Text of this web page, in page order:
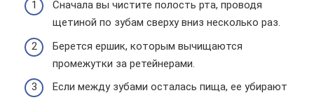
Сначала вы чистите полость рта, проводя
щетиной по зубам сверху вниз несколько раз.
Берется ершик, которым вычищаются
промежутки за ретейнерами.
Если между зубами осталась пища, ее убирают